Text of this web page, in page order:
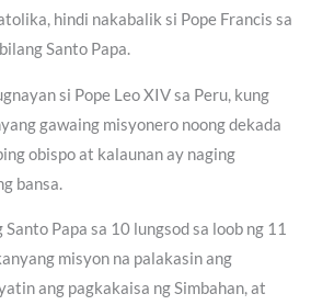
hindi nakabalik si Pope Francis sa
Santo Papa.
si Pope Leo XIV sa Peru, kung
gawaing misyonero noong dekada
obispo at kalaunan ay naging
bansa.
Papa sa 10 lungsod sa loob ng 11
misyon na palakasin ang
ang pagkakaisa ng Simbahan, at